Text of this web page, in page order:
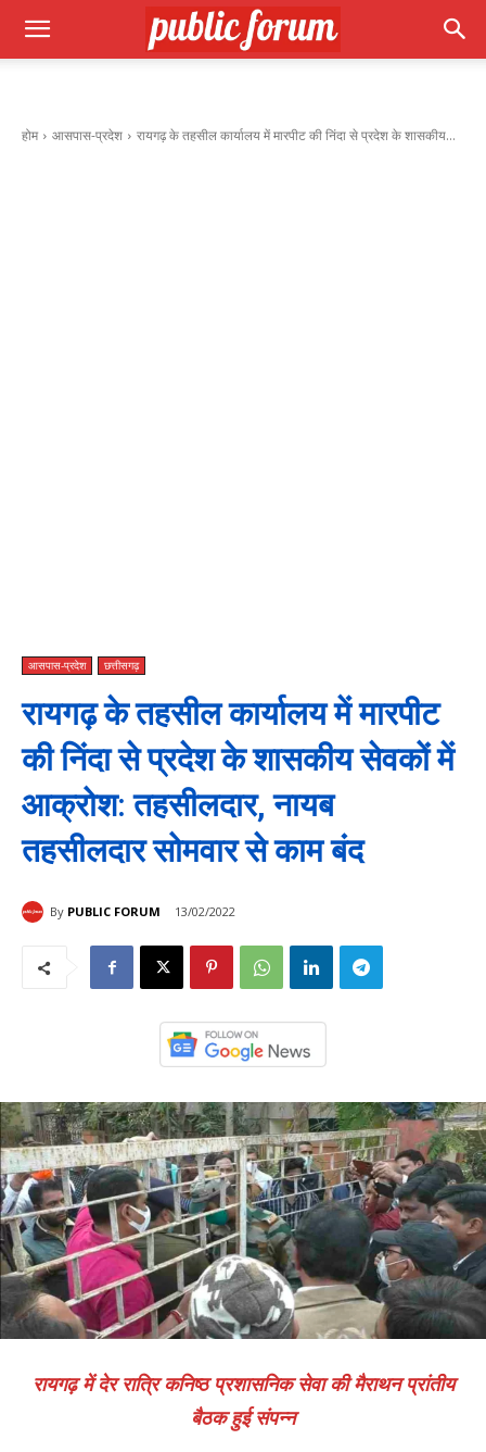
होम आसपास-प्रदेश रायगढ़ के तहसील कार्यालय में मारपीट की निंदा से प्रदेश के शासकीय...
आसपास-प्रदेश छत्तीसगढ़
रायगढ़ के तहसील कार्यालय में मारपीट
की निंदा से प्रदेश के शासकीय सेवकों में
आक्रोश: तहसीलदार, नायब
तहसीलदार सोमवार से काम बंद
By PUBLIC FORUM 13/02/2022
रायगढ़ में देर रात्रि कनिष्ठ प्रशासनिक सेवा की मैराथन प्रांतीय
बैठक हुई संपन्न